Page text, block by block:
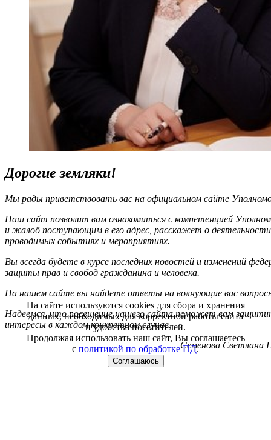
Дорогие земляки!
Мы рады приветствовать вас на официальном сайте
Наш сайт позволит вам ознакомиться с компетенцией
и жалоб поступающим в его адрес, расскажет о
проводимых событиях и мероприятиях.
Вы всегда будете в курсе последних новостей и изменений
защиты прав и свобод гражданина и человека.
На нашем сайте вы найдете ответы на волнующие вас
Надеемся, что посещение нашего сайта поможет вам
интересы в каждом конкретном случае.
Семенова Светлана
На сайте используются cookies для сбора и хранения
данных, необходимых для корректной работы сайта
и удобства посетителей.
Продолжая использовать наш сайт, Вы соглашаетесь
с политикой по обработке ПД.
Соглашаюсь